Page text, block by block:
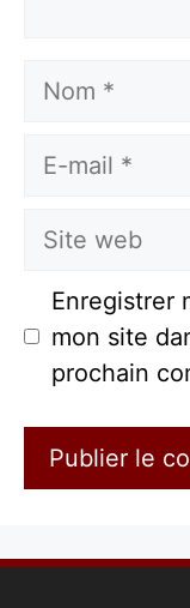
Nom
E-
Site
Enregistrer
mon site
prochain